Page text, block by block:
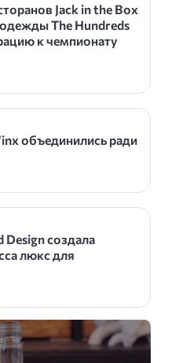
Jack in the Box
The Hundreds
к чемпионату
объединились ради
создала
люкс для